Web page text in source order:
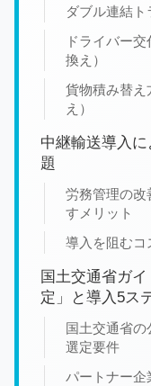
ダブル連結ト
ドライバー
換え）
貨物積み替え
え）
中継輸送導入
題
労務管理の改
すメリット
導入を阻むコ
国土交通省ガ
定」と導入5ス
国土交通省
選定要件
パートナー企